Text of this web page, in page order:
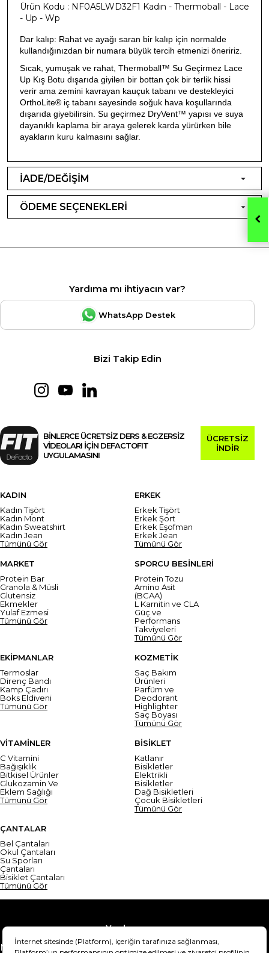
Ürün Kodu : NF0A5LWD32F1 Kadın - Thermoball - Lace
- Up - Wp
Dar kalıp: Rahat ve ayağı saran bir kalıp için normalde
kullandığınızdan bir numara büyük tercih etmenizi öneririz.
Sıcak, yumuşak ve rahat, Thermoball™ Su Geçirmez Lace
Up Kış Botu dışarıda giyilen bir bottan çok bir terlik hissi
verir ama zemini kavrayan kauçuk tabanı ve destekleyici
OrthoLite® iç tabanı sayesinde soğuk hava koşullarında
dışarıda giyebilirsin. Su geçirmez DryVent™ yapısı ve suya
dayanıklı kaplama bir araya gelerek karda yürürken bile
ayakların kuru kalmasını sağlar.
İADE/DEĞİŞİM
ÖDEME SEÇENEKLERİ
Yardıma mı ihtiyacın var?
WhatsApp Destek
Bizi Takip Edin
BİNLERCE ÜCRETSİZ DERS & EGZERSİZ
VİDEOLARI İÇİN DEFACTOFIT
UYGULAMASINI
ÜCRETSİZ
İNDİR
KADIN
Kadın Tişört
Kadın Mont
Kadın Sweatshirt
Kadın Jean
Tümünü Gör
ERKEK
Erkek Tişört
Erkek Şort
Erkek Eşofman
Erkek Jean
Tümünü Gör
MARKET
Protein Bar
Granola & Müsli
Glutensiz
Ekmekler
Yulaf Ezmesi
Tümünü Gör
SPORCU BESİNLERİ
Protein Tozu
Amino Asit
(BCAA)
L Karnitin ve CLA
Güç ve
Performans
Takviyeleri
Tümünü Gör
EKİPMANLAR
Termoslar
Direnç Bandı
Kamp Çadırı
Boks Eldiveni
Tümünü Gör
KOZMETİK
Saç Bakım
Ürünleri
Parfüm ve
Deodorant
Highlighter
Saç Boyası
Tümünü Gör
VİTAMİNLER
C Vitamini
Bağışıklık
Bitkisel Ürünler
Glukozamin Ve
Eklem Sağlığı
Tümünü Gör
BİSİKLET
Katlanır
Bisikletler
Elektrikli
Bisikletler
Dağ Bisikletleri
Çocuk Bisikletleri
Tümünü Gör
ÇANTALAR
Bel Çantaları
Okul Çantaları
Su Sporları
Çantaları
Bisiklet Çantaları
Tümünü Gör
Yardım
Mesafeli Satış Sözleşmesi
Teslimat Bilgisi